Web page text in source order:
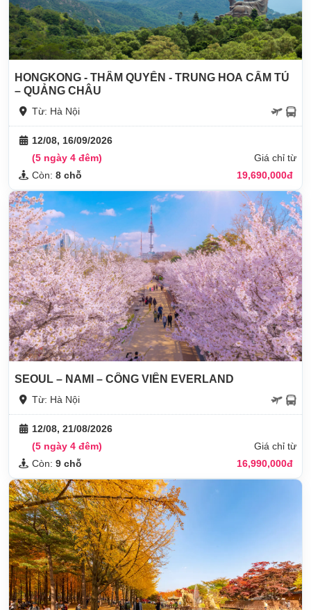
HONGKONG - THÂM QUYẾN - TRUNG HOA CẨM TÚ
– QUẢNG CHÂU
Từ: Hà Nội
12/08, 16/09/2026
(5 ngày 4 đêm)
Giá chỉ từ
Còn: 8 chỗ 19,690,000đ
SEOUL – NAMI – CÔNG VIÊN EVERLAND
Từ: Hà Nội
12/08, 21/08/2026
(5 ngày 4 đêm)
Giá chỉ từ
Còn: 9 chỗ 16,990,000đ